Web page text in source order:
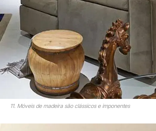
11. Móveis de madeira são clássicos e imponentes